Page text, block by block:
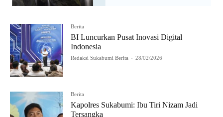
Berita
BI Luncurkan Pusat Inovasi Digital
Indonesia
Redaksi Sukabumi Berita - 28/02/2026
Berita
Kapolres Sukabumi: Ibu Tiri Nizam Jadi
Tersangka